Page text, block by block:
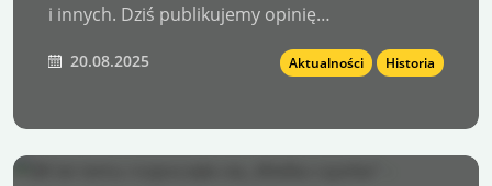
i innych. Dziś publikujemy opinię…
20.08.2025 Aktualności Historia